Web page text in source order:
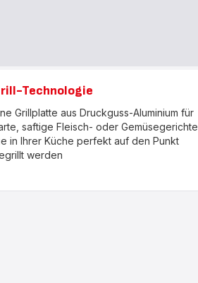
Technologie
Grillplatte aus Druckguss-Aluminium für
saftige Fleisch- oder Gemüsegerichte,
in Ihrer Küche perfekt auf den Punkt
werden